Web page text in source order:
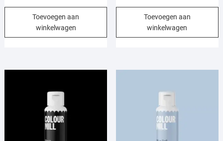
Toevoegen aan
winkelwagen
Toevoegen aan
winkelwagen